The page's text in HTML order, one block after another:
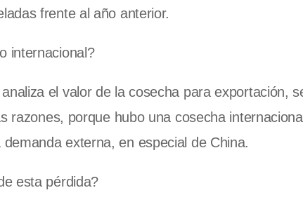
frente al año anterior.
internacional?
el valor de la cosecha para exportación,
razones, porque hubo una cosecha
externa, en especial de China.
esta pérdida?